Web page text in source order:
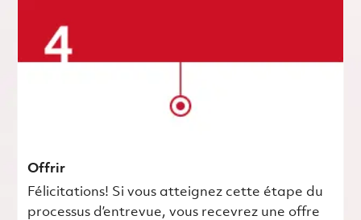
Offrir
Félicitations! Si vous atteignez cette étape du
processus d’entrevue, vous recevrez une offre